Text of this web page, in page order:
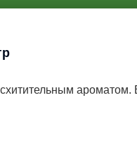
ароматом.